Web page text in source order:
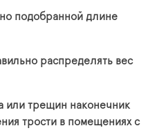
подобранной длине
распределять вес
или трещин наконечник
трости в помещениях с